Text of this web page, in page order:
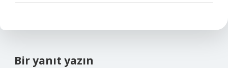
Bir yanıt yazın